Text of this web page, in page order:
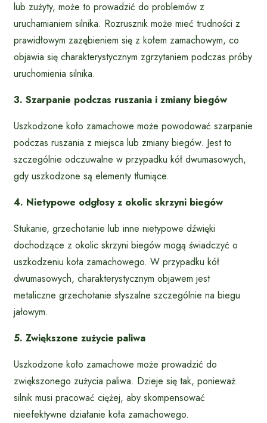
lub zużyty, może to prowadzić do problemów z
uruchamianiem silnika. Rozrusznik może mieć trudności z
prawidłowym zazębieniem się z kołem zamachowym, co
objawia się charakterystycznym zgrzytaniem podczas próby
uruchomienia silnika.
3. Szarpanie podczas ruszania i zmiany biegów
Uszkodzone koło zamachowe może powodować szarpanie
podczas ruszania z miejsca lub zmiany biegów. Jest to
szczególnie odczuwalne w przypadku kół dwumasowych,
gdy uszkodzone są elementy tłumiące.
4. Nietypowe odgłosy z okolic skrzyni biegów
Stukanie, grzechotanie lub inne nietypowe dźwięki
dochodzące z okolic skrzyni biegów mogą świadczyć o
uszkodzeniu koła zamachowego. W przypadku kół
dwumasowych, charakterystycznym objawem jest
metaliczne grzechotanie słyszalne szczególnie na biegu
jałowym.
5. Zwiększone zużycie paliwa
Uszkodzone koło zamachowe może prowadzić do
zwiększonego zużycia paliwa. Dzieje się tak, ponieważ
silnik musi pracować ciężej, aby skompensować
nieefektywne działanie koła zamachowego.